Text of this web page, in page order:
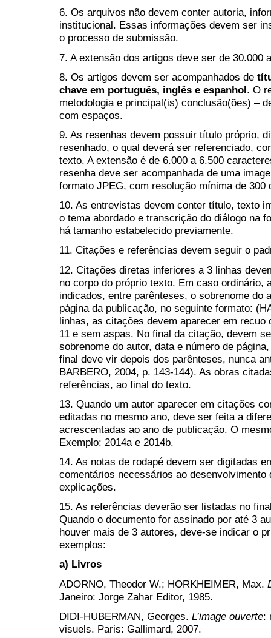
6. Os arquivos não devem conter autoria,
institucional. Essas informações devem ser
o processo de submissão.
7. A extensão dos artigos deve ser de 30.000
8. Os artigos devem ser acompanhados de
chave em português, inglês e espanhol. O
metodologia e principal(is) conclusão(ões) –
com espaços.
9. As resenhas devem possuir título próprio,
resenhado, o qual deverá ser referenciado,
texto. A extensão é de 6.000 a 6.500
resenha deve ser acompanhada de uma
formato JPEG, com resolução mínima de 300
10. As entrevistas devem conter título, texto
o tema abordado e transcrição do diálogo na
há tamanho estabelecido previamente.
11. Citações e referências devem seguir o
12. Citações diretas inferiores a 3 linhas
no corpo do próprio texto. Em caso ordinário,
indicados, entre parênteses, o sobrenome do
página da publicação, no seguinte formato:
linhas, as citações devem aparecer em
11 e sem aspas. No final da citação, devem
sobrenome do autor, data e número de
final deve vir depois dos parênteses, nunca
BARBERO, 2004, p. 143-144). As obras
referências, ao final do texto.
13. Quando um autor aparecer em citações
editadas no mesmo ano, deve ser feita a
acrescentadas ao ano de publicação. O
Exemplo: 2014a e 2014b.
14. As notas de rodapé devem ser digitadas
comentários necessários ao
explicações.
15. As referências deverão ser listadas no
Quando o documento for assinado por até 3
houver mais de 3 autores, deve-se indicar o
exemplos:
a) Livros
ADORNO, Theodor W.; HORKHEIMER, Max.
Janeiro: Jorge Zahar Editor, 1985.
DIDI-HUBERMAN, Georges. L’image ouverte:
visuels. Paris: Gallimard, 2007.